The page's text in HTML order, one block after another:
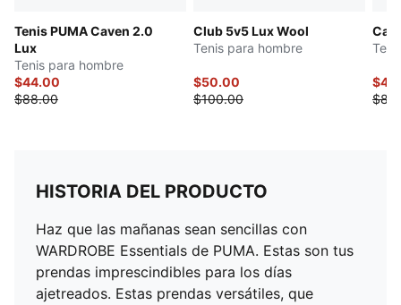
Tenis PUMA Caven 2.0
Lux
Tenis para hombre
$44.00
$88.00
Club 5v5 Lux Wool
Tenis para hombre
$50.00
$100.00
HISTORIA DEL PRODUCTO
Haz que las mañanas sean sencillas con
WARDROBE Essentials de PUMA. Estas son tus
prendas imprescindibles para los días
ajetreados. Estas prendas versátiles, que